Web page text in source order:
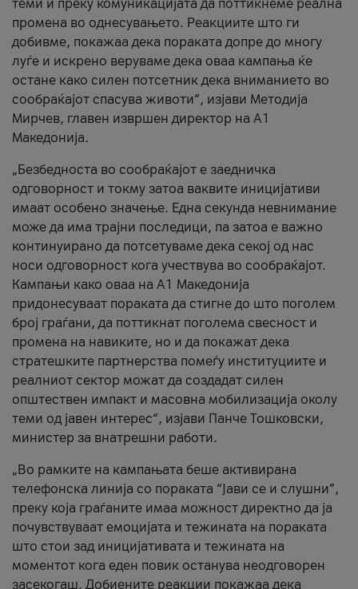
теми и преку комуникацијата да поттикнеме реална
промена во однесувањето. Реакциите што ги
добивме, покажаа дека пораката допре до многу
луѓе и искрено веруваме дека оваа кампања ќе
остане како силен потсетник дека вниманието во
сообраќајот спасува животи“, изјави Методија
Мирчев, главен извршен директор на А1
Македонија.
„Безбедноста во сообраќајот е заедничка
одговорност и токму затоа ваквите иницијативи
имаат особено значење. Една секунда невнимание
може да има трајни последици, па затоа е важно
континуирано да потсетуваме дека секој од нас
носи одговорност кога учествува во сообраќајот.
Кампањи како оваа на A1 Македонија
придонесуваат пораката да стигне до што поголем
број граѓани, да поттикнат поголема свесност и
промена на навиките, но и да покажат дека
стратешките партнерства помеѓу институциите и
реалниот сектор можат да создадат силен
општествен импакт и масовна мобилизација околу
теми од јавен интерес“, изјави Панче Тошковски,
министер за внатрешни работи.
„Во рамките на кампањата беше активирана
телефонска линија со пораката “Јави се и слушни”,
преку која граѓаните имаа можност директно да ја
почувствуваат емоцијата и тежината на пораката
што стои зад иницијативата и тежината на
моментот кога еден повик останува неодговорен
засекогаш. Добиените реакции покажаа дека